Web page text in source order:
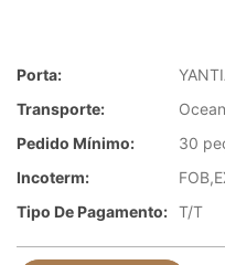
Porta:
Transporte:
Pedido Mínimo:
30
Incoterm:
Tipo De Pagamento: T/T